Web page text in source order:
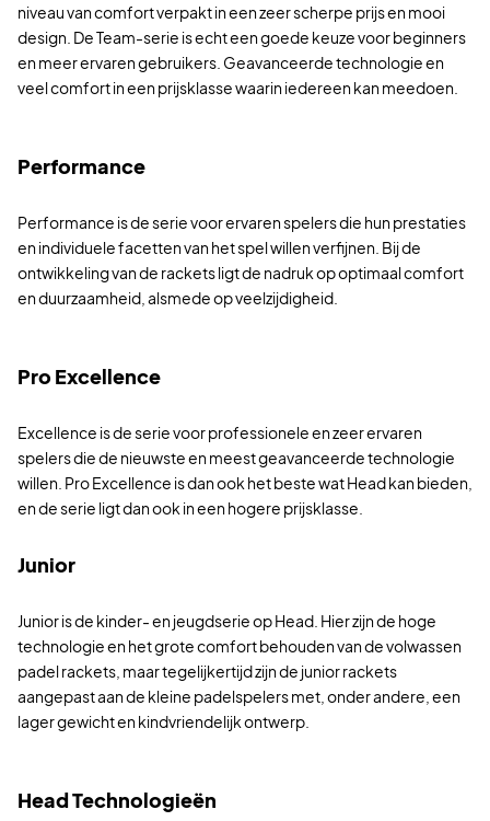
niveau van comfort verpakt in een zeer scherpe prijs en mooi
design. De Team-serie is echt een goede keuze voor beginners
en meer ervaren gebruikers. Geavanceerde technologie en
veel comfort in een prijsklasse waarin iedereen kan meedoen.
Performance
Performance is de serie voor ervaren spelers die hun prestaties
en individuele facetten van het spel willen verfijnen. Bij de
ontwikkeling van de rackets ligt de nadruk op optimaal comfort
en duurzaamheid, alsmede op veelzijdigheid.
Pro Excellence
Excellence is de serie voor professionele en zeer ervaren
spelers die de nieuwste en meest geavanceerde technologie
willen. Pro Excellence is dan ook het beste wat Head kan bieden,
en de serie ligt dan ook in een hogere prijsklasse.
Junior
Junior is de kinder- en jeugdserie op Head. Hier zijn de hoge
technologie en het grote comfort behouden van de volwassen
padel rackets, maar tegelijkertijd zijn de junior rackets
aangepast aan de kleine padelspelers met, onder andere, een
lager gewicht en kindvriendelijk ontwerp.
Head Technologieën